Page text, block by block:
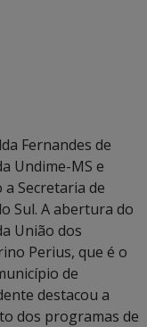
Fernandes de
Undime-MS e
Secretaria de
Sul. A abertura do
União dos
Perius, que é o
de
destacou a
dos programas de